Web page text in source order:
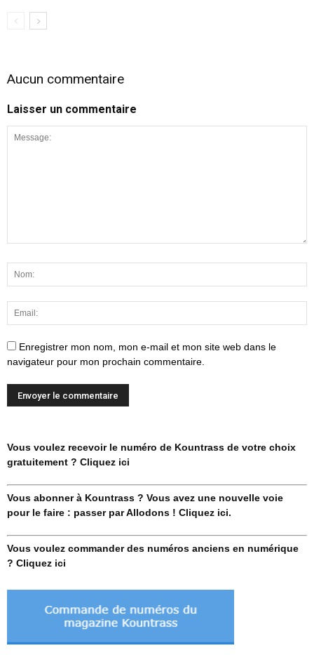
Aucun commentaire
Laisser un commentaire
Enregistrer mon nom, mon e-mail et mon site web dans le
navigateur pour mon prochain commentaire.
Vous voulez recevoir le numéro de Kountrass de votre choix
gratuitement ? Cliquez ici
Vous abonner à Kountrass ? Vous avez une nouvelle voie
pour le faire : passer par Allodons ! Cliquez ici.
Vous voulez commander des numéros anciens en numérique
? Cliquez ici